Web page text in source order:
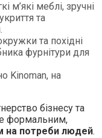
м’які меблі, зручні
та
та похідні
фурнітури для
Kinoman, на
бізнесу та
формальним,
на потреби людей.